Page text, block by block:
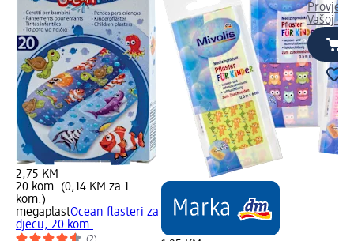
2,75 KM
20 kom. (0,14 KM za 1
kom.)
megaplastOcean flasteri za
djecu, 20 kom.
Vašoj